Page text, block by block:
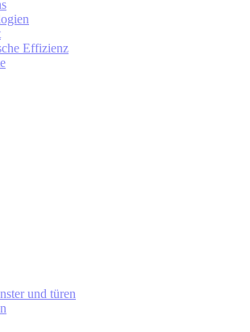
Effizienz
und türen